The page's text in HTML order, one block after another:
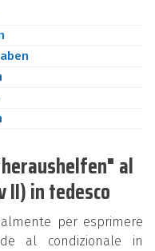
al
II) in tedesco
per esprimere
al condizionale in